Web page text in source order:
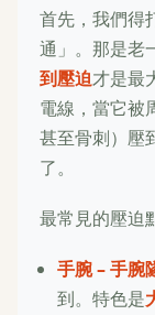
首先，我們得
通」。那是老
到壓迫才是最
電線，當它被
甚至骨刺）壓
了。
最常見的壓迫
手腕 – 手腕
到。特色是